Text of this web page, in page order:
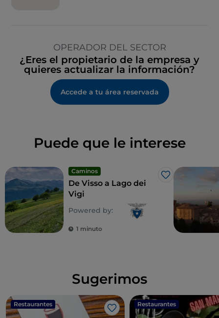
OPERADOR DEL SECTOR
¿Eres el propietario de la empresa y
quieres actualizar la información?
Accede a tu área reservada
Puede que le interese
Caminos
Me gusta
De Visso a Lago dei
Vigi
Powered by:
1 minuto
Sugerimos
Restaurantes
Me gusta
Restaurantes